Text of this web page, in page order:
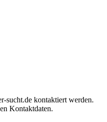
sucht.de kontaktiert werden.
Kontaktdaten.